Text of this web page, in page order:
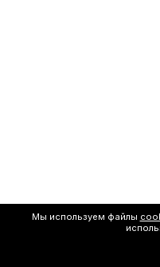
Мы используем файлы